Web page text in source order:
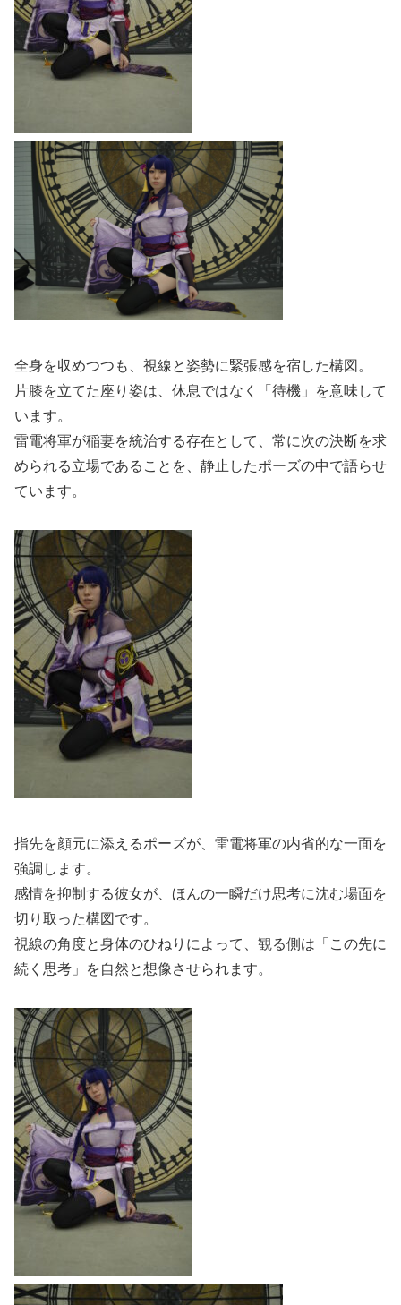
全身を収めつつも、視線と姿勢に緊張感を宿した構図。
片膝を立てた座り姿は、休息ではなく「待機」を意味して
います。
雷電将軍が稲妻を統治する存在として、常に次の決断を求
められる立場であることを、静止したポーズの中で語らせ
ています。
指先を顔元に添えるポーズが、雷電将軍の内省的な一面を
強調します。
感情を抑制する彼女が、ほんの一瞬だけ思考に沈む場面を
切り取った構図です。
視線の角度と身体のひねりによって、観る側は「この先に
続く思考」を自然と想像させられます。